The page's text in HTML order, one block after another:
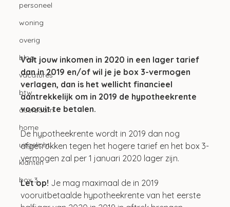
personeel
woning
overig
blog
vacatures
btw
duurzaam
home
uitgelicht
klanten
box 3
Valt jouw inkomen in 2020 in een lager tarief
dan in 2019 en/of wil je je box 3-vermogen
verlagen, dan is het wellicht financieel
aantrekkelijk om in 2019 de hypotheekrente
vooruit te betalen.
De hypotheekrente wordt in 2019 dan nog
afgetrokken tegen het hogere tarief en het box 3-
vermogen zal per 1 januari 2020 lager zijn.
Let op! Je mag maximaal de in 2019
vooruitbetaalde hypotheekrente van het eerste